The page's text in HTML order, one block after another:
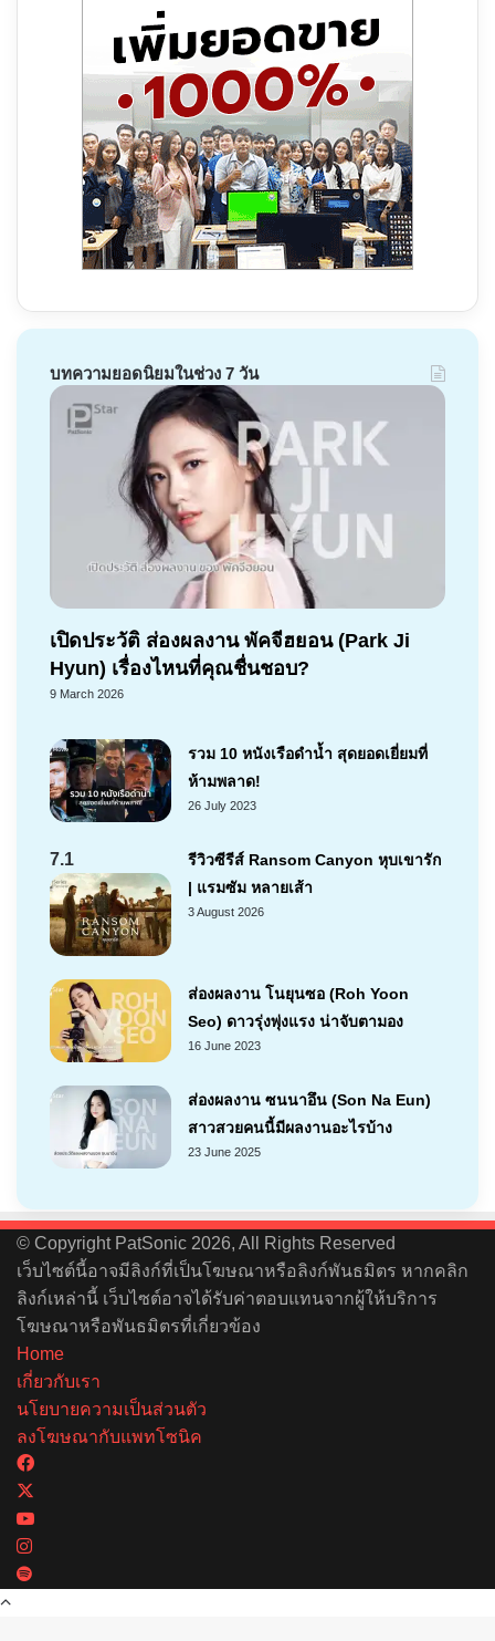
บทความยอดนิยมในช่วง 7 วัน
เปิดประวัติ ส่องผลงาน พัคจีฮยอน (Park Ji
Hyun) เรื่องไหนที่คุณชื่นชอบ?
9 March 2026
รวม 10 หนังเรือดำน้ำ สุดยอดเยี่ยมที่
ห้ามพลาด!
26 July 2023
7.1
รีวิวซีรีส์ Ransom Canyon หุบเขารัก
| แรมซัม หลายเส้า
3 August 2026
ส่องผลงาน โนยุนซอ (Roh Yoon
Seo) ดาวรุ่งพุ่งแรง น่าจับตามอง
16 June 2023
ส่องผลงาน ซนนาอึน (Son Na Eun)
สาวสวยคนนี้มีผลงานอะไรบ้าง
23 June 2025
© Copyright PatSonic 2026, All Rights Reserved
เว็บไซต์นี้อาจมีลิงก์ที่เป็นโฆษณาหรือลิงก์พันธมิตร หากคลิก
ลิงก์เหล่านี้ เว็บไซต์อาจได้รับค่าตอบแทนจากผู้ให้บริการ
โฆษณาหรือพันธมิตรที่เกี่ยวข้อง
Home
เกี่ยวกับเรา
นโยบายความเป็นส่วนตัว
ลงโฆษณากับแพทโซนิค